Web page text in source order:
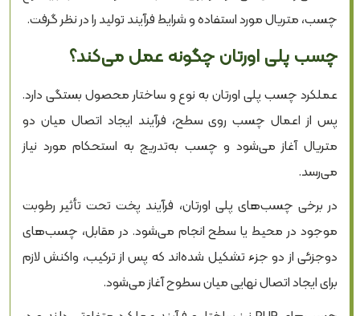
چسب، متریال مورد استفاده و شرایط فرآیند تولید را در نظر گرفت.
چسب پلی اورتان چگونه عمل می‌کند؟
عملکرد چسب پلی اورتان به نوع و ساختار محصول بستگی دارد.
پس از اعمال چسب روی سطح، فرآیند ایجاد اتصال میان دو
متریال آغاز می‌شود و چسب به‌تدریج به استحکام مورد نیاز
می‌رسد.
در برخی چسب‌های پلی اورتان، فرآیند پخت تحت تأثیر رطوبت
موجود در محیط یا سطح انجام می‌شود. در مقابل، چسب‌های
دوجزئی از دو جزء تشکیل شده‌اند که پس از ترکیب، واکنش لازم
برای ایجاد اتصال نهایی میان سطوح آغاز می‌شود.